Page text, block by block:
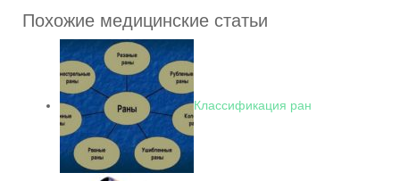
Похожие медицинские статьи
Классификация ран